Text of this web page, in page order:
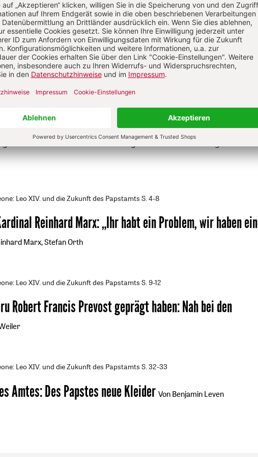
geboren 1950, Dr. theol. Dr. h.c., studierte katholische
und Germanistik an der Universität Freiburg und der
Tübingen. Von 1974 bis 1979 war er Wissenschaftlicher
am Lehrstuhl für Dogmatik und Ökumenische Theologie der
Fakultät Freiburg (Professur Karl Lehmann). 1979
er als Redakteur zur "Herder Korrespondenz", die er von 1991
als „Würdigung für seine Verdienste in Kirche und
verliehen. Seit 2015 ist Ruh Honorarprofessor an der
Fakultät der Albert-Ludwigs-Universität Freiburg.
Leo XIV. und die Zukunft des Papstamts S. 4-8
Reinhard Marx:„Ihr habt ein Problem, wir haben ein
Marx, Stefan Orth
Leo XIV. und die Zukunft des Papstamts S. 9-12
Robert Francis Prevost geprägt haben:Nah bei den
Leo XIV. und die Zukunft des Papstamts S. 32-33
Amtes: Des Papstes neue Kleider Von Benjamin Leven